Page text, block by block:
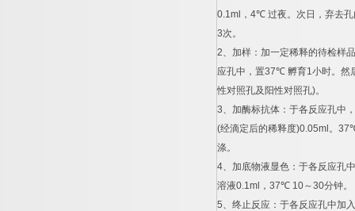
0.1ml ， 4℃ 过夜。次日，弃去
3次。
2、加样：加一定稀释的待检样品
应孔中，置37℃ 孵育1小时。然
性对照孔及阳性对照孔)。
3、加酶标抗体：于各反应孔中
(经滴定后的稀释度)0.05ml 。 37
涤。
4、加底物液显色：于各反应孔
溶液0.1ml ， 37℃ 10～30分钟。
5、终止反应：于各反应孔中加入